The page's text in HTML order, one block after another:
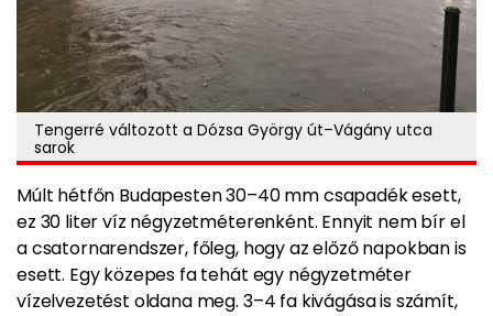
Tengerré változott a Dózsa György út–Vágány utca
sarok
Múlt hétfőn Budapesten 30–40 mm csapadék esett,
ez 30 liter víz négyzetméterenként. Ennyit nem bír el
a csatornarendszer, főleg, hogy az előző napokban is
esett. Egy közepes fa tehát egy négyzetméter
vízelvezetést oldana meg. 3–4 fa kivágása is számít,